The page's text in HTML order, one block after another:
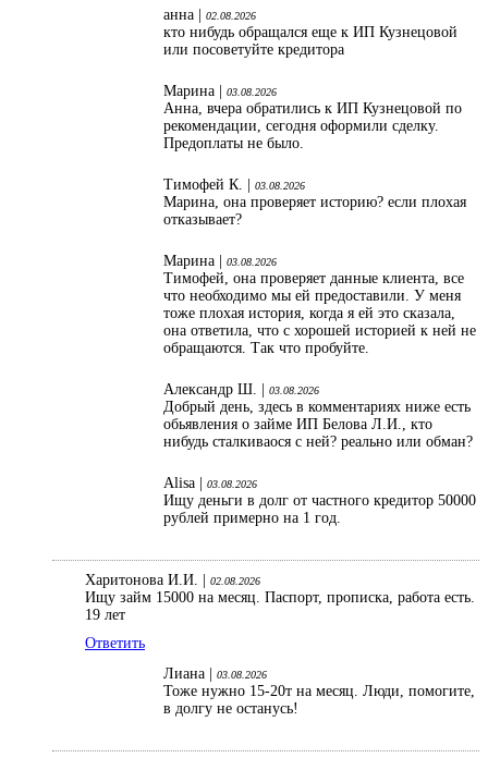
анна | 02.08.2026
кто нибудь обращался еще к ИП Кузнецовой
или посоветуйте кредитора
Марина | 03.08.2026
Анна, вчера обратились к ИП Кузнецовой по
рекомендации, сегодня оформили сделку.
Предоплаты не было.
Тимофей К. | 03.08.2026
Марина, она проверяет историю? если плохая
отказывает?
Марина | 03.08.2026
Тимофей, она проверяет данные клиента, все
что необходимо мы ей предоставили. У меня
тоже плохая история, когда я ей это сказала,
она ответила, что с хорошей историей к ней не
обращаются. Так что пробуйте.
Александр Ш. | 03.08.2026
Добрый день, здесь в комментариях ниже есть
обьявления о займе ИП Белова Л.И., кто
нибудь сталкиваося с ней? реально или обман?
Alisa | 03.08.2026
Ищу деньги в долг от частного кредитор 50000
рублей примерно на 1 год.
Харитонова И.И. | 02.08.2026
Ищу займ 15000 на месяц. Паспорт, прописка, работа есть.
19 лет
Ответить
Лиана |
03.08.2026
Тоже нужно 15-20т на месяц. Люди, помогите,
в долгу не останусь!